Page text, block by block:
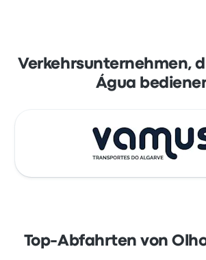
Verkehrsunternehmen,
Água
Top-Abfahrten von